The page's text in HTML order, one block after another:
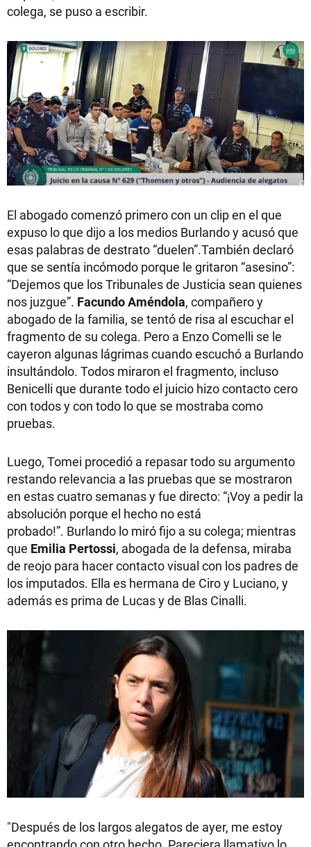
colega, se puso a escribir.
El abogado comenzó primero con un clip en el que
expuso lo que dijo a los medios Burlando y acusó que
esas palabras de destrato “duelen”.También declaró
que se sentía incómodo porque le gritaron “asesino”:
“Dejemos que los Tribunales de Justicia sean quienes
nos juzgue”. Facundo Améndola, compañero y
abogado de la familia, se tentó de risa al escuchar el
fragmento de su colega. Pero a Enzo Comelli se le
cayeron algunas lágrimas cuando escuchó a Burlando
insultándolo. Todos miraron el fragmento, incluso
Benicelli que durante todo el juicio hizo contacto cero
con todos y con todo lo que se mostraba como
pruebas.
Luego, Tomei procedió a repasar todo su argumento
restando relevancia a las pruebas que se mostraron
en estas cuatro semanas y fue directo: “¡Voy a pedir la
absolución porque el hecho no está
probado!”. Burlando lo miró fijo a su colega; mientras
que Emilia Pertossi, abogada de la defensa, miraba
de reojo para hacer contacto visual con los padres de
los imputados. Ella es hermana de Ciro y Luciano, y
además es prima de Lucas y de Blas Cinalli.
"Después de los largos alegatos de ayer, me estoy